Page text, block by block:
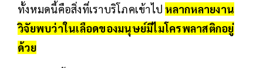
ทั้งหมดนี้คือสิ่งที่เราบริโภคเข้าไป หลากหลายงาน
วิจัยพบว่าในเลือดของมนุษย์มีไมโครพลาสติกอยู่
ด้วย